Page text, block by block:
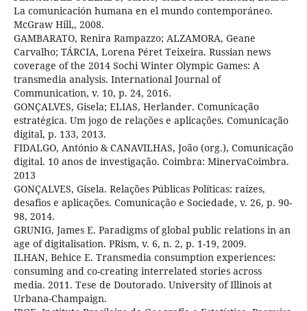
La comunicación humana en el mundo contemporáneo.
McGraw Hill,, 2008.
GAMBARATO, Renira Rampazzo; ALZAMORA, Geane
Carvalho; TÁRCIA, Lorena Péret Teixeira. Russian news
coverage of the 2014 Sochi Winter Olympic Games: A
transmedia analysis. International Journal of
Communication, v. 10, p. 24, 2016.
GONÇALVES, Gisela; ELIAS, Herlander. Comunicação
estratégica. Um jogo de relações e aplicações. Comunicação
digital, p. 133, 2013.
FIDALGO, António & CANAVILHAS, João (org.), Comunicação
digital. 10 anos de investigação. Coimbra: MinervaCoimbra.
2013
GONÇALVES, Gisela. Relações Públicas Políticas: raízes,
desafios e aplicações. Comunicação e Sociedade, v. 26, p. 90-
98, 2014.
GRUNIG, James E. Paradigms of global public relations in an
age of digitalisation. PRism, v. 6, n. 2, p. 1-19, 2009.
ILHAN, Behice E. Transmedia consumption experiences:
consuming and co-creating interrelated stories across
media. 2011. Tese de Doutorado. University of Illinois at
Urbana-Champaign.